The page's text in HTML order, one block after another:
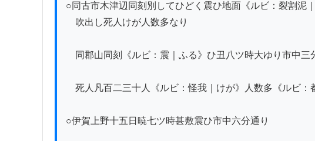
○同古市木津辺同刻別してひどく震ひ地面《ルビ：裂割泥
吹出し死人けが人数多なり
同郡山同刻《ルビ：震｜ふる》ひ丑八ツ時大ゆり市中三
死人凡百二三十人《ルビ：怪我｜けが》人数多《ルビ：
○伊賀上野十五日暁七ツ時甚敷震ひ市中六分通り